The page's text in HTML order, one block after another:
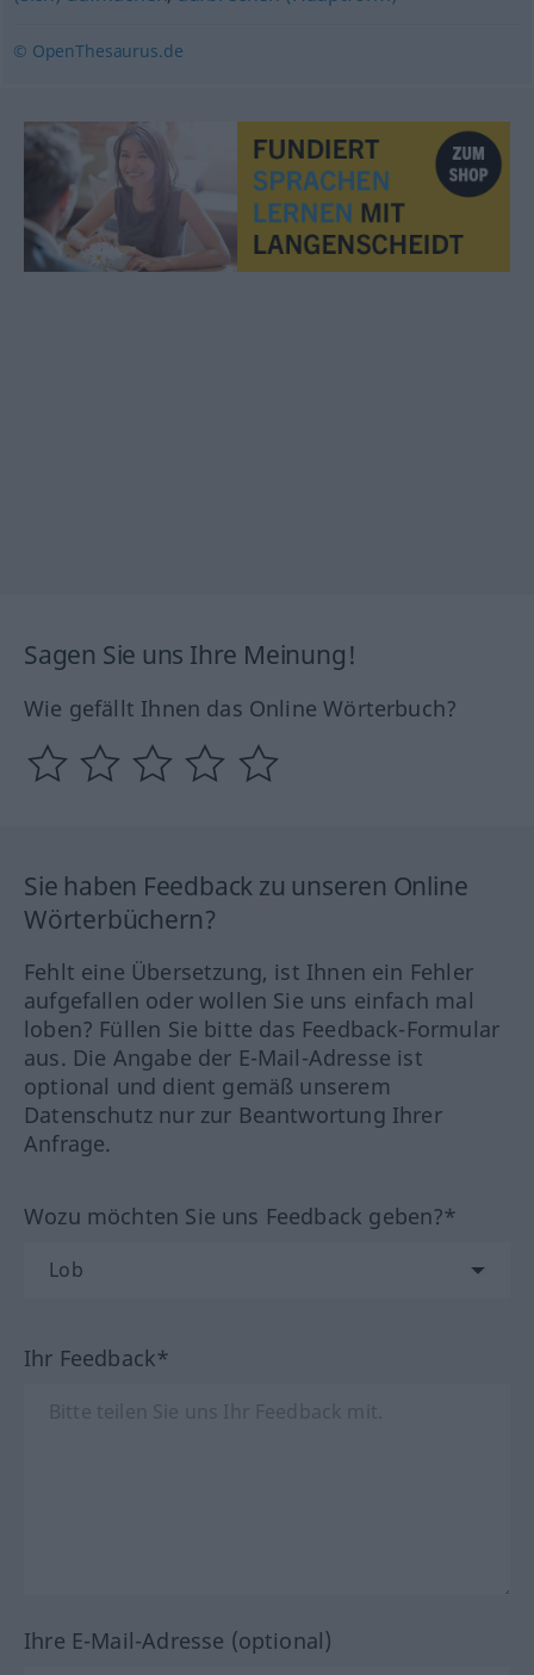
© OpenThesaurus.de
Sagen Sie uns Ihre Meinung!
Wie gefällt Ihnen das Online Wörterbuch?
Sie haben Feedback zu unseren Online
Wörterbüchern?
Fehlt eine Übersetzung, ist Ihnen ein Fehler
aufgefallen oder wollen Sie uns einfach mal
loben? Füllen Sie bitte das Feedback-Formular
aus. Die Angabe der E-Mail-Adresse ist
optional und dient gemäß unserem
Datenschutz nur zur Beantwortung Ihrer
Anfrage.
Wozu möchten Sie uns Feedback geben?*
Ihr Feedback*
Ihre E-Mail-Adresse (optional)